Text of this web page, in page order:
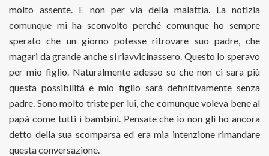
molto assente. E non per via della malattia. La notizia
comunque mi ha sconvolto perché comunque ho sempre
sperato che un giorno potesse ritrovare suo padre, che
magari da grande anche si riavvicinassero. Questo lo speravo
per mio figlio. Naturalmente adesso so che non ci sara più
questa possibilità e mio figlio sarà definitivamente senza
padre. Sono molto triste per lui, che comunque voleva bene al
papà come tutti i bambini. Pensate che io non gli ho ancora
detto della sua scomparsa ed era mia intenzione rimandare
questa conversazione.